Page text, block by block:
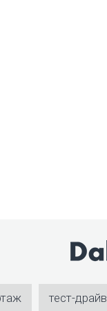
тест-драйв